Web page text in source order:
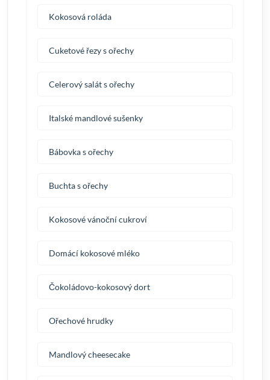
Kokosová roláda
Cuketové řezy s ořechy
Celerový salát s ořechy
Italské mandlové sušenky
Bábovka s ořechy
Buchta s ořechy
Kokosové vánoční cukroví
Domácí kokosové mléko
Čokoládovo-kokosový dort
Ořechové hrudky
Mandlový cheesecake